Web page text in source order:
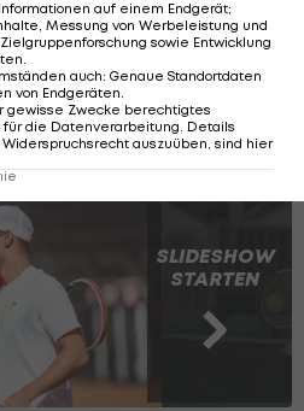
bleibt der 29-
auf Challenger-Ebene.
knackten die Top
SLIDESHOW
STARTEN
auf einem Endgerät;
Messung von Werbeleistung und
sowie Entwicklung
auch: Genaue Standortdaten
von Endgeräten
gewisse Zwecke berechtigtes
die Datenverarbeitung. Details
auszuüben, sind hier